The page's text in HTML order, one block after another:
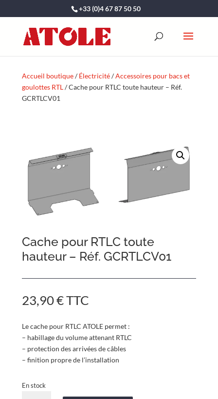
+33 (0)4 67 87 50 50
Accueil boutique/Électricité/Accessoires pour bacs et
goulottes RTL/ Cache pour RTLC toute hauteur – Réf.
GCRTLCV01
Cache pour RTLC toute
hauteur – Réf. GCRTLCV01
23,90€TTC
Le cache pour RTLC ATOLE permet :
– habillage du volume attenant RTLC
– protection des arrivées de câbles
– finition propre de l’installation
En stock